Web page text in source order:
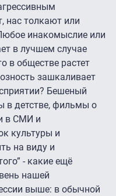
нас толкают или
инакомыслие или
в лучшем случае
в обществе растет
зашкаливает
Бешеный
в детстве, фильмы о
в СМИ и
культуры и
на виду и
- какие ещё
нашей
выше: в обычной